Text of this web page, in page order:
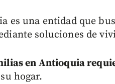
es una entidad que
soluciones de
en Antioquia
hogar.